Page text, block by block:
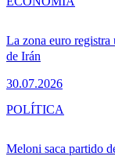
La zona euro registra
de Irán
30.07.2026
Meloni saca partido
POLÍTICA